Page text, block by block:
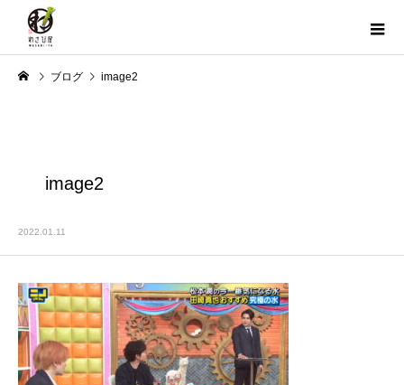
ブログ image2
image2
2022.01.11